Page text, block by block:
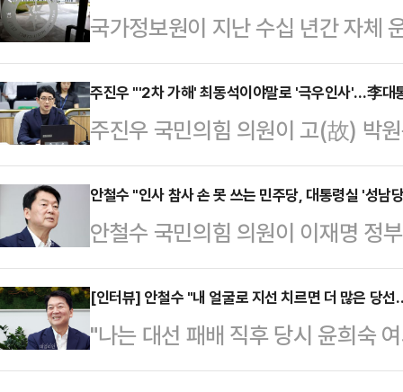
이 참으로 중요하다는 점을 다시 한
은 최근 집중호우로 인한 피해와 복
열심히 근무하는 공무원들도 많이
발굴해 타의 모범이 될 수 있도록
장에서 음주 가무…
국가정보원이 지난 수십 년간 자체
송출을 최근 전면 중단한 것으로 파
로 해석되지만, 국정원이 외부 정보
우려가 제기된다.민간 대북 라디오
에 "국정원이 관리해 온 대북 라디
것을 확인했다"고 밝혔다.국정원
자유코리아방송 △케이뉴스 △자유
북TV도 운영했는데…
주진우 "'2차 가해' 최동석이야말로 '극우인사'…李대
주진우 국민의힘 의원이 고(故) 박
련해 '2차 가해 논란'을 일으킨 최동
극단 논란에 휩싸인 강준욱 국민통
향해 "인사 기준이 아예 없다"고 비
"최동석·강준욱을 임명함으로써 이
이 증명됐다"며 "강훈식 비서실장
를 알 법하다"고 지적했다.그는 "최
조건 권력자 입맛에 맞는…
안철수 "인사 참사 손 못 쓰는 민주당, 대통령실 '성남
안철수 국민의힘 의원이 이재명 정
사 손 못 쓰는 민주당, 대통령실은 '
의원은 22일 오전 페이스북을 통해
국 비호와 뒷수습밖에 없다"며 이
당의 모습이 처량하다"며 "계엄을
[인터뷰] 안철수 "내 얼굴로 지선 치르면 더 많은 당
"나는 대선 패배 직후 당시 윤희숙
과오'에서 어느 하나도 해당되지 않